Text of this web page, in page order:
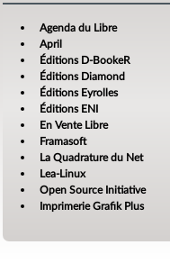
Agenda du Libre
April
Éditions D-BookeR
Éditions Diamond
Éditions Eyrolles
Éditions ENI
En Vente Libre
Framasoft
La Quadrature du Net
Lea-Linux
Open Source Initiative
Imprimerie Grafik Plus